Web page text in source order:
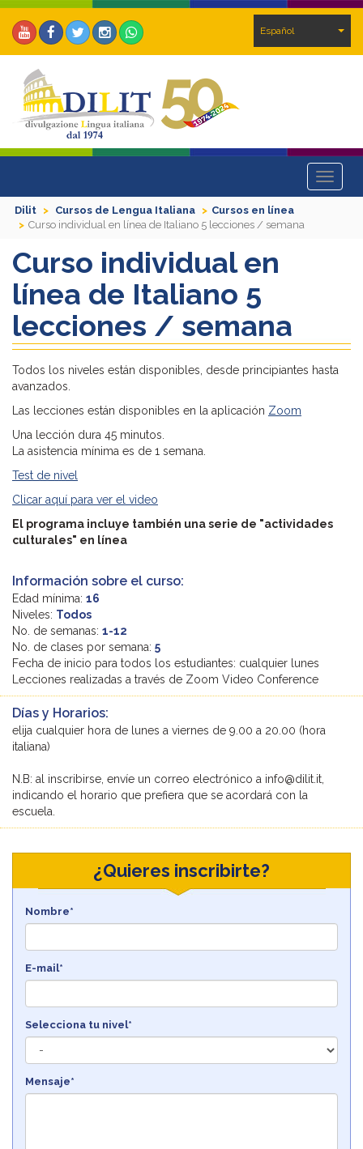
Español
Toggle
Dilit
Cursos de Lengua Italiana
Cursos en línea
Curso individual en línea de Italiano 5 lecciones / semana
Curso individual en
línea de Italiano 5
lecciones / semana
Todos los niveles están disponibles, desde principiantes hasta
avanzados.
Las lecciones están disponibles en la aplicación Zoom
Una lección dura 45 minutos.
La asistencia mínima es de 1 semana.
Test de nivel
Clicar aquí para ver el video
El programa incluye también una serie de "actividades
culturales" en línea
Información sobre el curso:
Edad mínima: 16
Niveles: Todos
No. de semanas: 1-12
No. de clases por semana: 5
Fecha de inicio para todos los estudiantes: cualquier lunes
Lecciones realizadas a través de Zoom Video Conference
Días y Horarios:
elija cualquier hora de lunes a viernes de 9.00 a 20.00 (hora
italiana)
N.B: al inscribirse, envíe un correo electrónico a info@dilit.it,
indicando el horario que prefiera que se acordará con la
escuela.
¿Quieres inscribirte?
Nombre*
E-mail*
Selecciona tu nivel*
Mensaje*